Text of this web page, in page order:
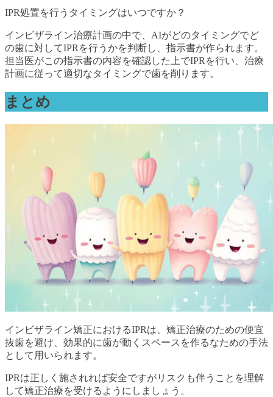
IPR処置を行うタイミングはいつですか？
インビザライン治療計画の中で、AIがどのタイミングでど
の歯に対してIPRを行うかを判断し、指示書が作られます。
担当医がこの指示書の内容を確認した上でIPRを行い、治療
計画に従って適切なタイミングで歯を削ります。
まとめ
インビザライン矯正におけるIPRは、矯正治療のための便宜
抜歯を避け、効果的に歯が動くスペースを作るなための手法
として用いられます。
IPRは正しく施されれば安全ですがリスクも伴うことを理解
して矯正治療を受けるようにしましょう。